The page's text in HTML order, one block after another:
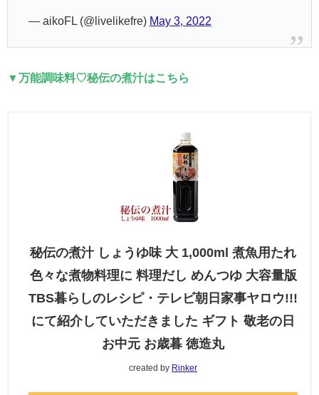
— aikoFL (@livelikefre) May 3, 2022
▼万能調味料♡秘伝の煮汁はこちら
秘伝の煮汁 しょうゆ味 大 1,000ml 煮魚用たれ
色々な煮物料理に 料理だし めんつゆ 大容量版
TBS暮らしのレシピ・テレビ朝日家事ヤロウ!!!
にて紹介していただきました ギフト 敬老の日
お中元 お歳暮 徳造丸
created by Rinker